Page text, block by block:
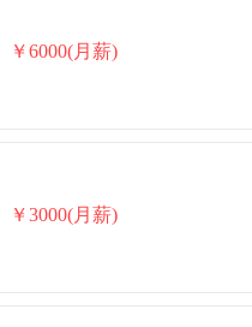
￥6000(月薪)
￥3000(月薪)